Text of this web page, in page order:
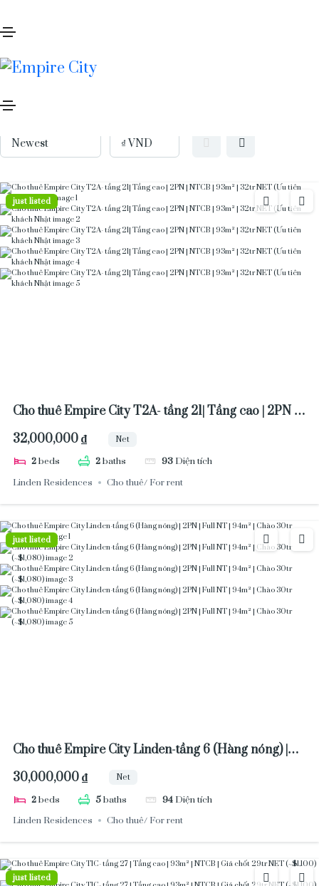
just listed
Cho thuê Empire City T2A- tầng 21| Tầng cao | 2PN |
NTCB | 93m² | 32tr NET (Ưu tiên khách Nhật
32,000,000 ₫ Net
2beds 2baths 93 Diện tích
Linden Residences
Cho thuê/ For rent
just listed
Cho thuê Empire City Linden-tầng 6 (Hàng nóng) |
2PN | Full NT | 94m² | Chào 30tr (~$1,080)
30,000,000 ₫ Net
2beds 5baths 94 Diện tích
Linden Residences
Cho thuê/ For rent
just listed